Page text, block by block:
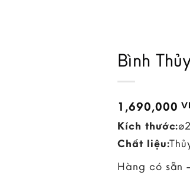
Bình
1,690,000
Kích thước:
Chất liệu:
Hàng có sẵn